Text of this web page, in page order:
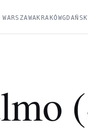
WARSZAWAKRAKÓWGDAŃSK